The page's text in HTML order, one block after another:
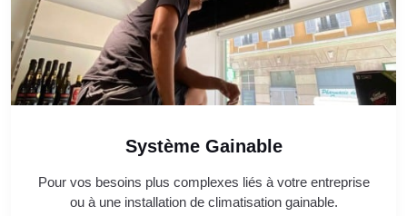
Système Gainable
Pour vos besoins plus complexes liés à votre entreprise
ou à une installation de climatisation gainable.